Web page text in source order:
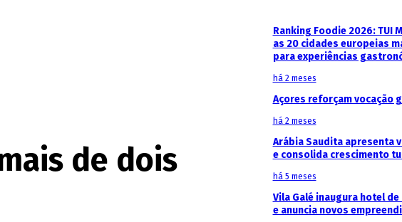
de dois
Ranking Foodie 2026: TUI
as 20 cidades europeias
para experiências
há 2 meses
Açores reforçam vocação
há 2 meses
Arábia Saudita apresenta
e consolida crescimento
há 5 meses
Vila Galé inaugura hotel de
e anuncia novos